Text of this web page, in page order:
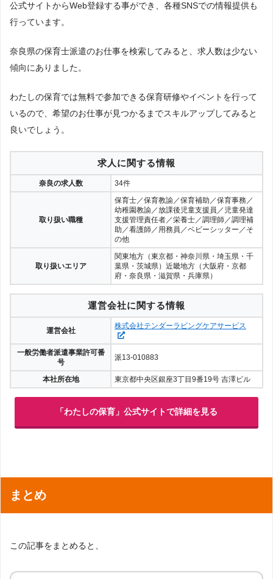
公式サイトからWeb登録する事ができ、各種SNSでの情報提供も
行っています。
奈良県の保育士派遣のお仕事を検索してみると、求人数は少ない
傾向にありました。
わたしの保育では無料で参加できる保育研修やイベントを行って
いるので、希望のお仕事が見つかるまでスキルアップしてみると
良いでしょう。
求人に関する情報
奈良の求人数 34件
取り扱い職種
保育士／保育教諭／保育補助／保育事務／
幼稚園教諭／放課後児童支援員／児童発達
支援管理責任者／栄養士／調理師／調理補
助／看護師／用務員／ベビーシッター／そ
の他
取り扱いエリア
関東地方（東京都・神奈川県・埼玉県・千
葉県・茨城県）近畿地方（大阪府・京都
府・奈良県・滋賀県・兵庫県）
運営会社に関する情報
運営会社
株式会社テンダーラビングケアサービス
一般労働者派遣事業許可番
号
派13-010883
本社所在地 東京都中央区銀座3丁目9番19号 吉澤ビル
「わたしの保育」公式サイトで詳細を見る
まとめ
この記事をまとめると、